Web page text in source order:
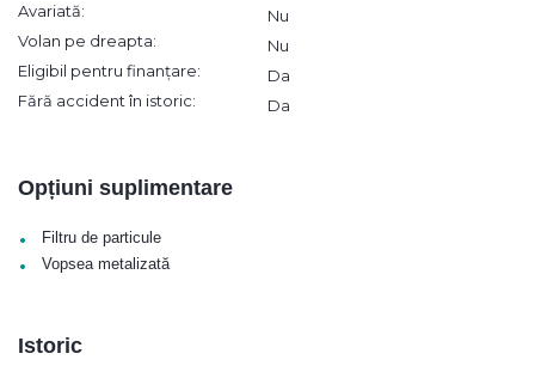
Avariată:
Nu
Volan pe dreapta:
Nu
Eligibil pentru finanțare:
Da
Fără accident în istoric:
Da
Opțiuni suplimentare
• Filtru de particule
• Vopsea metalizată
Istoric